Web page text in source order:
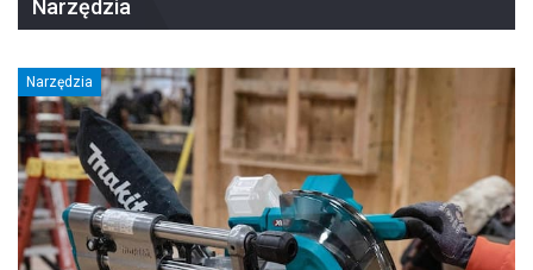
Narzędzia
Narzędzia